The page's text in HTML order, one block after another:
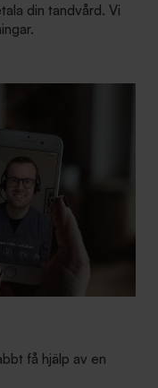
din tandvård. Vi
få hjälp av en